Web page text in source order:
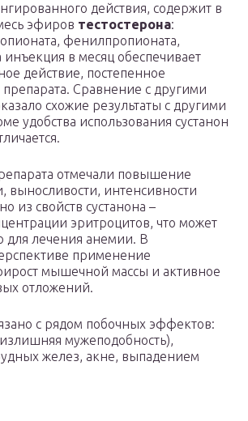
действия, содержит в
эфиров тестостерона:
фенилпропионата,
инъекция в месяц обеспечивает
действие, постепенное
Сравнение с другими
схожие результаты с другими
удобства использования сустанон
отмечали повышение
выносливости, интенсивности
из свойств сустанона –
эритроцитов, что может
для лечения анемии. В
применение
мышечной массы и активное
отложений.
с рядом побочных эффектов:
мужеподобность),
желез, акне, выпадением